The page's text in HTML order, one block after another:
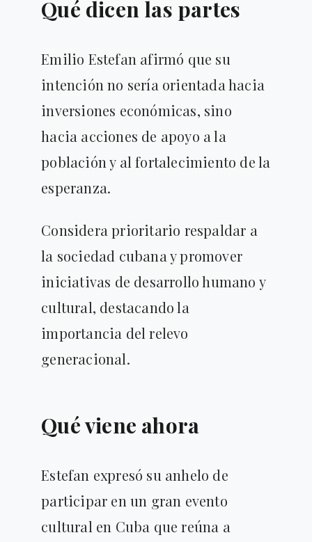
Qué dicen las partes
Emilio Estefan afirmó que su
intención no sería orientada hacia
inversiones económicas, sino
hacia acciones de apoyo a la
población y al fortalecimiento de la
esperanza.
Considera prioritario respaldar a
la sociedad cubana y promover
iniciativas de desarrollo humano y
cultural, destacando la
importancia del relevo
generacional.
Qué viene ahora
Estefan expresó su anhelo de
participar en un gran evento
cultural en Cuba que reúna a